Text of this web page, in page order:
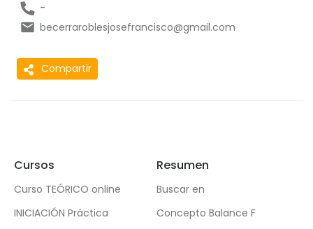
-
becerraroblesjosefrancisco@gmail.com
Compartir
Cursos
Curso TEÓRICO online
INICIACIÓN Práctica
Resumen
Buscar en
Concepto Balance F